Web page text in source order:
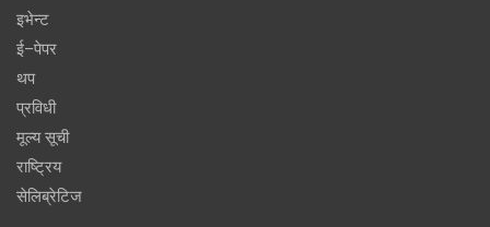
इभेन्ट
ई–पेपर
थप
प्रविधी
मूल्य सूची
राष्ट्रिय
सेलिब्रेटिज